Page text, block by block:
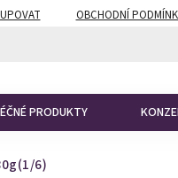
OBCHODNÍ
PRODUKTY
6)